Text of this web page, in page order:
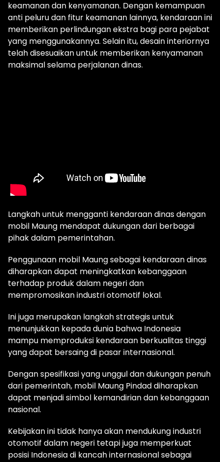
keamanan dan kenyamanan. Dengan kemampuan
anti peluru dan fitur keamanan lainnya, kendaraan ini
memberikan perlindungan ekstra bagi para pejabat
yang menggunakannya. Selain itu, desain interiornya
telah disesuaikan untuk memberikan kenyamanan
maksimal selama perjalanan dinas.
Langkah untuk mengganti kendaraan dinas dengan
mobil Maung mendapat dukungan dari berbagai
pihak dalam pemerintahan.
Penggunaan mobil Maung sebagai kendaraan dinas
diharapkan dapat meningkatkan kebanggaan
terhadap produk dalam negeri dan
mempromosikan industri otomotif lokal.
Ini juga merupakan langkah strategis untuk
menunjukkan kepada dunia bahwa Indonesia
mampu memproduksi kendaraan berkualitas tinggi
yang dapat bersaing di pasar internasional.
Dengan spesifikasi yang unggul dan dukungan penuh
dari pemerintah, mobil Maung Pindad diharapkan
dapat menjadi simbol kemandirian dan kebanggaan
nasional.
Kebijakan ini tidak hanya akan mendukung industri
otomotif dalam negeri tetapi juga memperkuat
posisi Indonesia di kancah internasional sebagai